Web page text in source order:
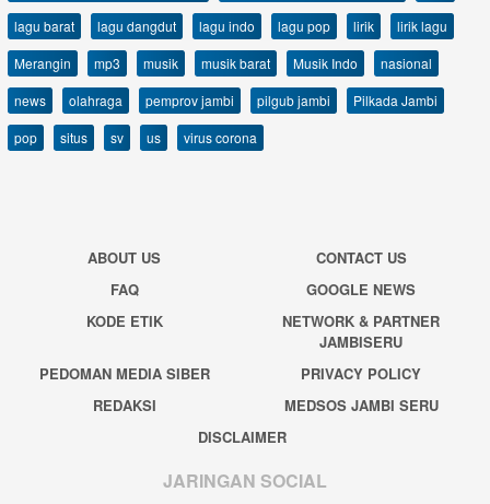
lagu barat
lagu dangdut lagu indo lagu pop lirik
lirik lagu
Merangin
mp3 musik musik barat Musik Indo
nasional
news
olahraga pemprov jambi pilgub jambi
Pilkada Jambi
pop
situs sv us virus corona
ABOUT US
CONTACT US
FAQ
GOOGLE NEWS
KODE ETIK
NETWORK & PARTNER
JAMBISERU
PEDOMAN MEDIA SIBER
PRIVACY POLICY
REDAKSI
MEDSOS JAMBI SERU
DISCLAIMER
JARINGAN SOCIAL